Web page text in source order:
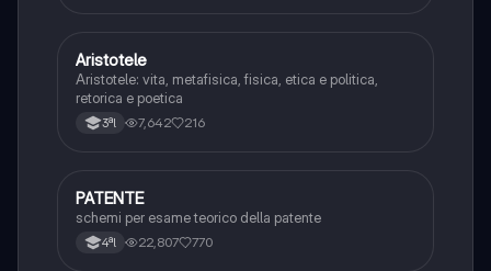
Filosofia
Aristotele
Aristotele: vita, metafisica, fisica, etica e politica,
retorica e poetica
3ªl 7,642 216
Altro
PATENTE
schemi per esame teorico della patente
4ªl 22,807 770